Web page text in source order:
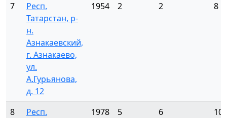
7
Респ.
Татарстан, р-
н.
Азнакаевский,
г. Азнакаево,
ул.
А.Гурьянова,
д. 12
1954 2 2 8
8
Респ.
1978 5 6 100